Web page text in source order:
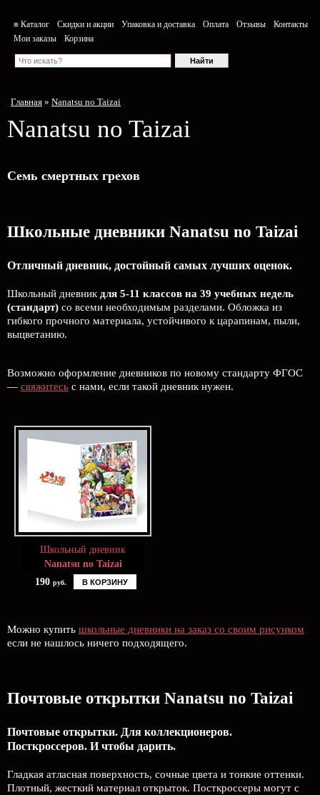
≡ Каталог Скидки и акции Упаковка и доставка Оплата Отзывы
Контакты
Мои заказы
Корзина
Главная » Nanatsu no Taizai
Nanatsu no Taizai
Семь смертных грехов
Школьные дневники Nanatsu no Taizai
Отличный дневник, достойный самых лучших оценок.
Школьный дневник для 5-11 классов на 39 учебных недель
(стандарт) со всеми необходимым разделами. Обложка из
гибкого прочного материала, устойчивого к царапинам, пыли,
выцветанию.
Возможно оформление дневников по новому стандарту ФГОС
— свяжитесь с нами, если такой дневник нужен.
Школьный дневник
Nanatsu no Taizai
190 руб. В КОРЗИНУ
Можно купить школьные дневники на заказ со своим рисунком
если не нашлось ничего подходящего.
Почтовые открытки Nanatsu no Taizai
Почтовые открытки. Для коллекционеров.
Посткроссеров. И чтобы дарить.
Гладкая атласная поверхность, сочные цвета и тонкие оттенки.
Плотный, жесткий материал открыток. Посткроссеры могут с